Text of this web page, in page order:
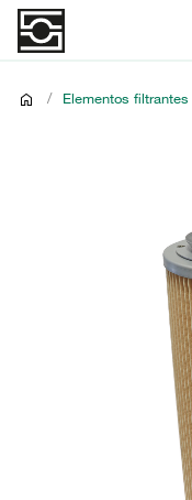
/ Elementos